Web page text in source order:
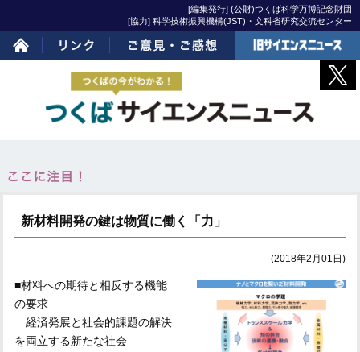
[編集発行] (公財)つくば科学万博記念財団
[協力] 科学技術振興機構(JST)・文科省研究交流センター
ホーム リンク ご意見・ご感想
旧サイエンスニュー
新材料開発の鍵は物質に働く「力」
(2018年2月01日)
■材料への期待と相反する機能
の要求
経済発展と社会的課題の解決
を両立する新たな社会